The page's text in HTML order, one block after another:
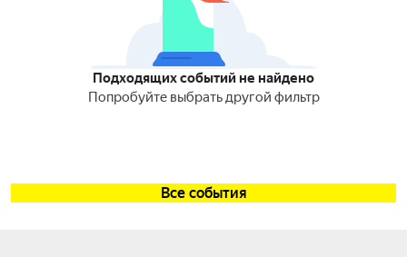
Подходящих событий не найдено
Попробуйте выбрать другой фильтр
Все события